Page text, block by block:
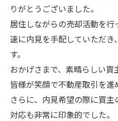
りがとうございました。
居住しながらの売却活動を
速に内見を手配していただき
す。
おかげさまで、素晴らしい買
皆様が笑顔で不動産取引を進
さらに、内見希望の際に買
対応も非常に印象的でした。